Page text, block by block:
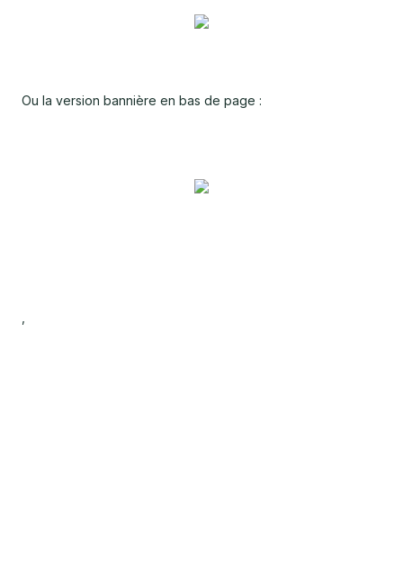
Ou la version bannière en bas de page :